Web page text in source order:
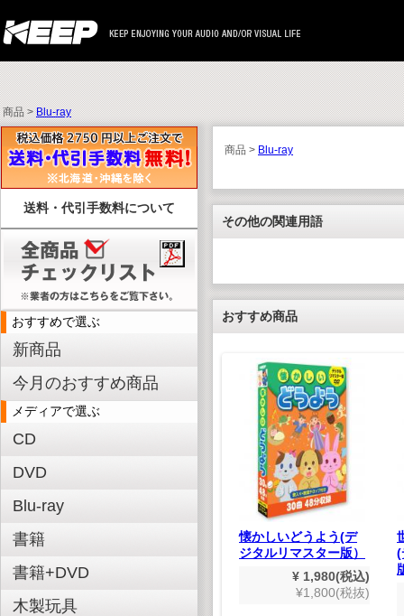
商品 >Blu-ray
送料・代引手数料について
おすすめで選ぶ
新商品
今月のおすすめ商品
メディアで選ぶ
CD
DVD
Blu-ray
書籍
書籍+DVD
木製玩具
商品 > Blu-ray
その他の関連用語
おすすめ商品
ター式
税抜)
¥ 9,900(税込)
¥9,000(税抜)
懐かしいどうよう(デ
ジタルリマスター版）
¥ 1,980(税込)
¥1,800(税抜)
(